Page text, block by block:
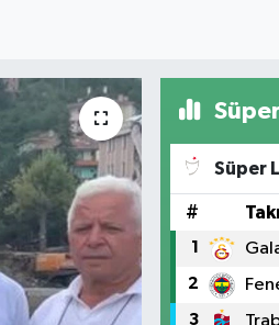
Süper
#
1
2
3